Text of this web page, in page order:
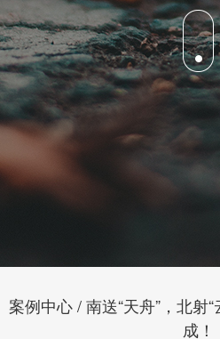
案例中心 / 南送“天舟”，北射
成！